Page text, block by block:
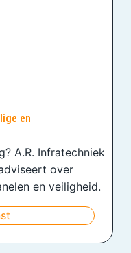
en
A.R. Infratechniek
over
en veiligheid.